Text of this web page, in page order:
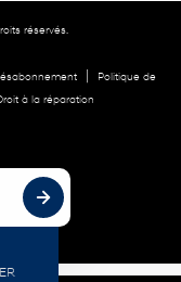
réservés.
|
Politique de
à la réparation